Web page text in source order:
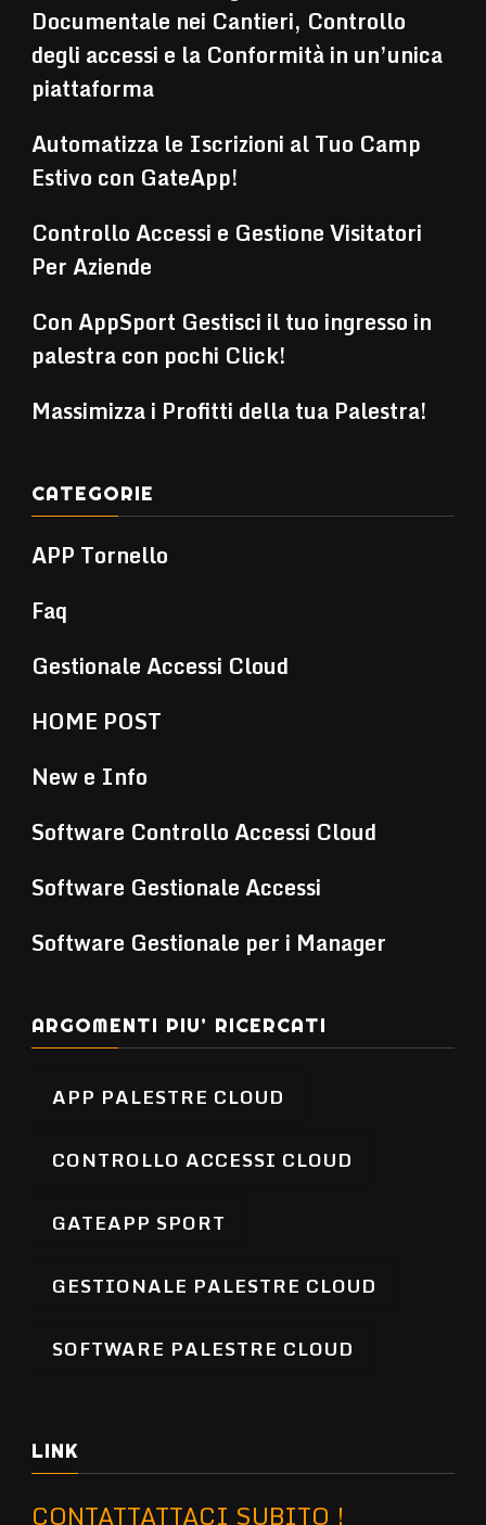
Documentale nei Cantieri, Controllo
degli accessi e la Conformità in un’unica
piattaforma
Automatizza le Iscrizioni al Tuo Camp
Estivo con GateApp!
Controllo Accessi e Gestione Visitatori
Per Aziende
Con AppSport Gestisci il tuo ingresso in
palestra con pochi Click!
Massimizza i Profitti della tua Palestra!
CATEGORIE
APP Tornello
Faq
Gestionale Accessi Cloud
HOME POST
New e Info
Software Controllo Accessi Cloud
Software Gestionale Accessi
Software Gestionale per i Manager
ARGOMENTI PIU’ RICERCATI
APP PALESTRE CLOUD
CONTROLLO ACCESSI CLOUD
GATEAPP SPORT
GESTIONALE PALESTRE CLOUD
SOFTWARE PALESTRE CLOUD
LINK
CONTATTATTACI SUBITO !